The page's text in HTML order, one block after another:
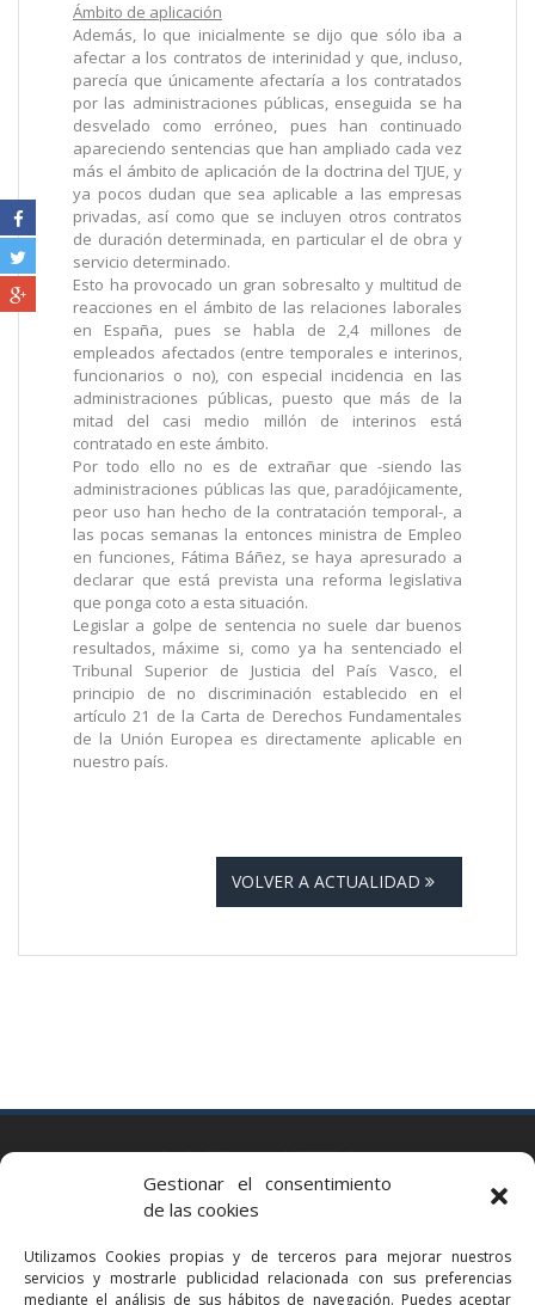
Gestionar el consentimiento
de las cookies
Utilizamos Cookies propias y de terceros para mejorar nuestros
servicios y mostrarle publicidad relacionada con sus preferencias
mediante el análisis de sus hábitos de navegación. Puedes aceptar
Ámbito de aplicación
Además, lo que inicialmente se dijo que sólo iba a
afectar a los contratos de interinidad y que, incluso,
parecía que únicamente afectaría a los contratados
por las administraciones públicas, enseguida se ha
desvelado como erróneo, pues han continuado
apareciendo sentencias que han ampliado cada vez
más el ámbito de aplicación de la doctrina del TJUE, y
ya pocos dudan que sea aplicable a las empresas
privadas, así como que se incluyen otros contratos
de duración determinada, en particular el de obra y
servicio determinado.
Esto ha provocado un gran sobresalto y multitud de
reacciones en el ámbito de las relaciones laborales
en España, pues se habla de 2,4 millones de
empleados afectados (entre temporales e interinos,
funcionarios o no), con especial incidencia en las
administraciones públicas, puesto que más de la
mitad del casi medio millón de interinos está
contratado en este ámbito.
Por todo ello no es de extrañar que -siendo las
administraciones públicas las que, paradójicamente,
peor uso han hecho de la contratación temporal-, a
las pocas semanas la entonces ministra de Empleo
en funciones, Fátima Báñez, se haya apresurado a
declarar que está prevista una reforma legislativa
que ponga coto a esta situación.
Legislar a golpe de sentencia no suele dar buenos
resultados, máxime si, como ya ha sentenciado el
Tribunal Superior de Justicia del País Vasco, el
principio de no discriminación establecido en el
artículo 21 de la Carta de Derechos Fundamentales
de la Unión Europea es directamente aplicable en
nuestro país.
VOLVER A ACTUALIDAD
Via Augusta 2 bis, 3º, 08006 Barcelona
bcn@bellavistalegal.eu
GRANOLLERS